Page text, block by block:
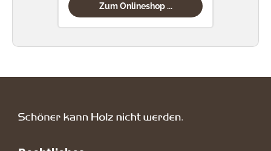
Zum Onlineshop ...